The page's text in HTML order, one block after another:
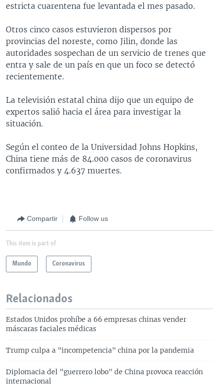
estricta cuarentena fue levantada el mes pasado.
Otros cinco casos estuvieron dispersos por
provincias del noreste, como Jilin, donde las
autoridades sospechan de un servicio de trenes que
entra y sale de un país en que un foco se detectó
recientemente.
La televisión estatal china dijo que un equipo de
expertos salió hacia el área para investigar la
situación.
Según el conteo de la Universidad Johns Hopkins,
China tiene más de 84.000 casos de coronavirus
confirmados y 4.637 muertes.
Compartir Follow us
This item is part of
Mundo Coronavirus
Relacionados
Estados Unidos prohíbe a 66 empresas chinas vender
máscaras faciales médicas
Trump culpa a "incompetencia" china por la pandemia
Diplomacia del "guerrero lobo" de China provoca reacción
internacional